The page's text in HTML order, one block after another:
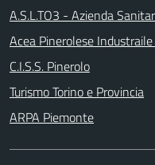
A.S.L.TO3 - Azienda
Acea Pinerolese Industraile
C.I.S.S. Pinerolo
Turismo Torino e Provincia
ARPA Piemonte